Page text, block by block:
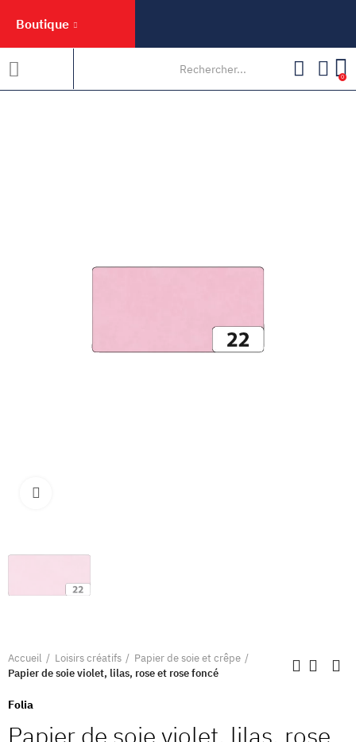
Boutique
0
Accueil Loisirs créatifs
Papier de soie et crêpe
Papier de soie violet, lilas, rose et rose foncé
Folia
Papier de soie violet, lilas, rose